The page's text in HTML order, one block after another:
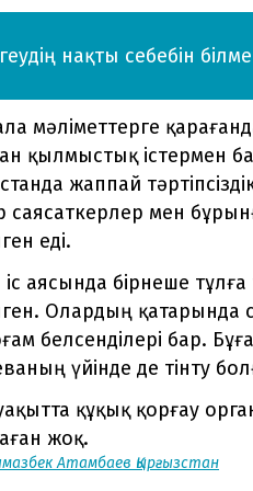
нақты себебін
мәліметтерге
қылмыстық істермен
жаппай
саясаткерлер мен
еді.
іс аясында бірнеше
Олардың қатарында
белсенділері бар.
үйінде де тінту
уақытта құқық қорғау
жоқ.
Атамбаев Қырғызстан